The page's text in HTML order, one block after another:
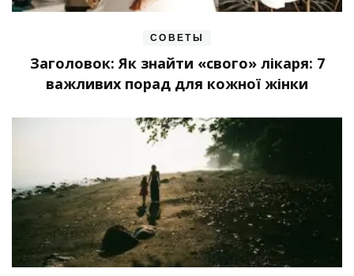
СОВЕТЫ
Заголовок: Як знайти «свого» лікаря: 7
важливих порад для кожної жінки